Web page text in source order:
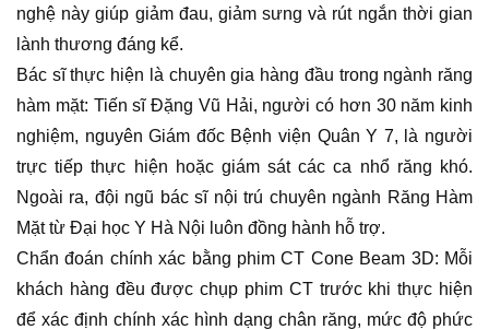
nghệ này giúp giảm đau, giảm sưng và rút ngắn thời gian
lành thương đáng kể.
Bác sĩ thực hiện là chuyên gia hàng đầu trong ngành răng
hàm mặt: Tiến sĩ Đặng Vũ Hải, người có hơn 30 năm kinh
nghiệm, nguyên Giám đốc Bệnh viện Quân Y 7, là người
trực tiếp thực hiện hoặc giám sát các ca nhổ răng khó.
Ngoài ra, đội ngũ bác sĩ nội trú chuyên ngành Răng Hàm
Mặt từ Đại học Y Hà Nội luôn đồng hành hỗ trợ.
Chẩn đoán chính xác bằng phim CT Cone Beam 3D: Mỗi
khách hàng đều được chụp phim CT trước khi thực hiện
để xác định chính xác hình dạng chân răng, mức độ phức